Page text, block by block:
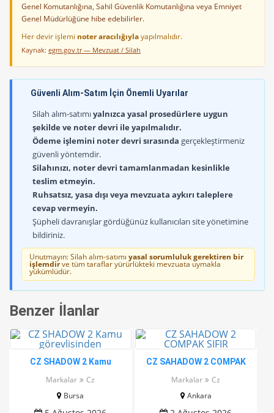
Genel Komutanlığına, Sahil Güvenlik Komutanlığına veya Emniyet
Genel Müdürlüğüne hibe edebilirler.
Her devir işlemi noter aracılığıylayapılmalıdır.
Kaynak: egm.gov.tr — Mevzuat / Silah
Güvenli Alım-Satım İçin Önemli Uyarılar
Silah alım-satımıyalnızca yasal prosedürlere uygun
şekilde ve noter devri ile yapılmalıdır.
Ödeme işlemini noter devri sırasında gerçekleştirmeniz
güvenli yöntemdir.
Silahınızı, noter devri tamamlanmadan kesinlikle
teslim etmeyin.
Ruhsatsız, yasa dışı veya mevzuata aykırı taleplere
cevap vermeyin.
Şüpheli davranışlar gördüğünüz kullanıcıları site yönetimine
bildiriniz.
Unutmayın: Silah alım-satımı yasal sorumluluk gerektiren bir
işlemdirve tüm taraflar yürürlükteki mevzuata uymakla
yükümlüdür.
Benzer İlanlar
CZ SHADOW 2 Kamu
Markalar
Cz
Bursa
CZ SAHADOW 2 COMPAK
Markalar
Cz
Ankara